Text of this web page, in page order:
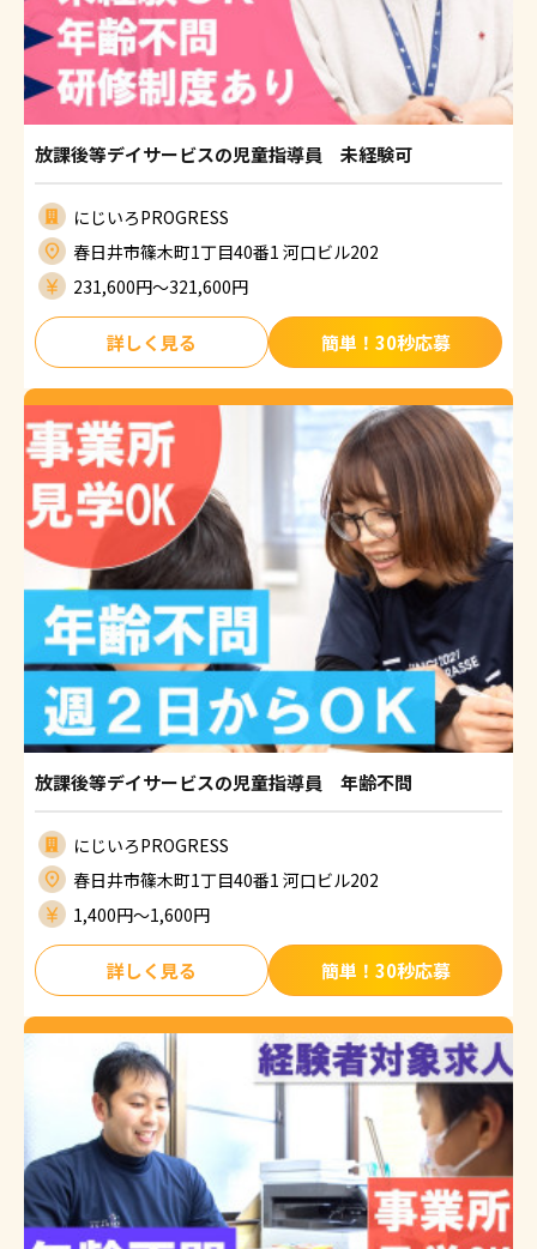
放課後等デイサービスの児童指導員 未経験可
にじいろPROGRESS
春日井市篠木町1丁目40番1 河口ビル202
231,600円〜321,600円
詳しく見る 簡単！30秒応募
放課後等デイサービスの児童指導員 年齢不問
にじいろPROGRESS
春日井市篠木町1丁目40番1 河口ビル202
1,400円〜1,600円
詳しく見る 簡単！30秒応募